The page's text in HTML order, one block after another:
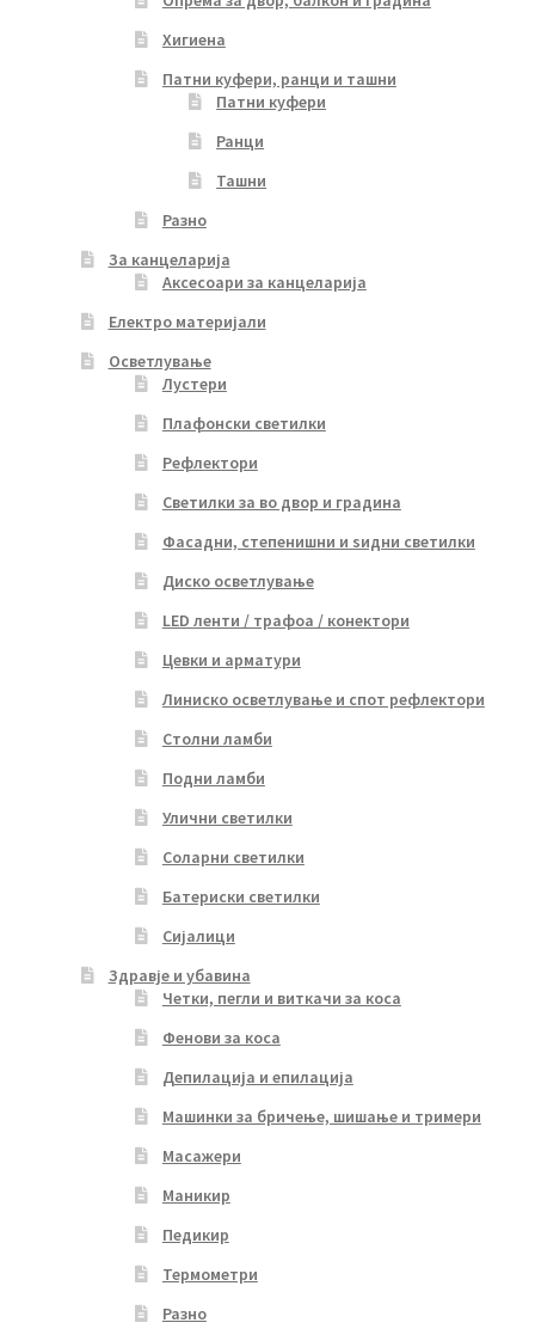
Хигиена
Патни куфери, ранци и ташни
Патни куфери
Ранци
Ташни
Разно
За канцеларија
Аксесоари за канцеларија
Електро материјали
Осветлување
Лустери
Плафонски светилки
Рефлектори
Светилки за во двор и градина
Фасадни, степенишни и ѕидни светилки
Диско осветлување
LED ленти / трафоа / конектори
Цевки и арматури
Линиско осветлување и спот рефлектори
Столни ламби
Подни ламби
Улични светилки
Соларни светилки
Батериски светилки
Сијалици
Здравје и убавина
Четки, пегли и виткачи за коса
Фенови за коса
Депилација и епилација
Машинки за бричење, шишање и тримери
Масажери
Маникир
Педикир
Термометри
Разно